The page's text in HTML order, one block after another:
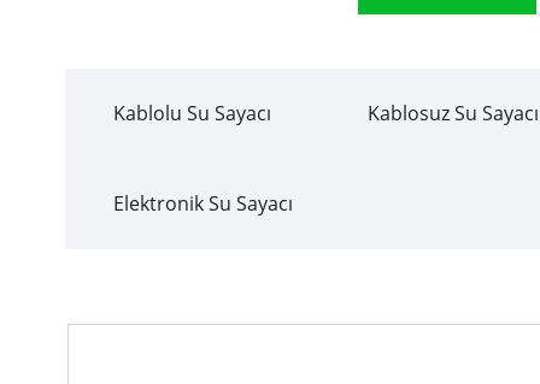
Kablolu Su Sayacı Kablosuz Su Sayacı
Elektronik Su Sayacı